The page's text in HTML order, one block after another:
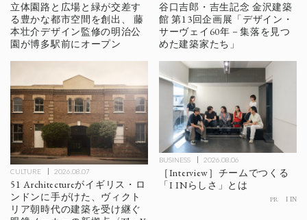
立体園路と広場と緑が交差す
る豊かな都市空間を創出、 藤
本壮介デザイン監修の明治公
園が博多駅前にオープン
谷口吉郎・吉生記念 金沢建築
館 第13回企画展「デザイン・
サーヴェイ60年－集落を見つ
めた建築家たち」
CULTURE 2026.08.07
51 Architectureがイギリス・ロ
ンドンに手がけた、ヴィクト
リア朝時代の建築を受け継ぐ
BUSINESS 2026.08.06
［Interview］チームでつくる
「I INらしさ」とは
PR I IN